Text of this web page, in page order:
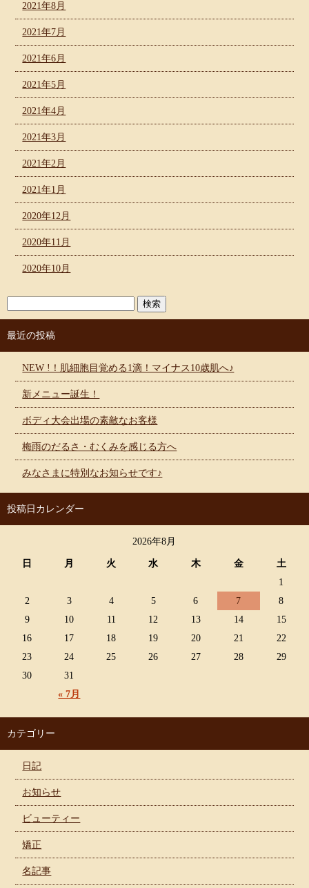
2021年8月
2021年7月
2021年6月
2021年5月
2021年4月
2021年3月
2021年2月
2021年1月
2020年12月
2020年11月
2020年10月
最近の投稿
NEW !！肌細胞目覚める1滴！マイナス10歳肌へ♪
新メニュー誕生！
ボディ大会出場の素敵なお客様
梅雨のだるさ・むくみを感じる方へ
みなさまに特別なお知らせです♪
投稿日カレンダー
2026年8月
日 月 火 水 木 金 土
« 7月
1
2
3 4 5 6 7
8
9
10 11 12 13 14
15
16
17 18 19 20 21
22
23
24 25 26 27 28
29
30
31
カテゴリー
日記
お知らせ
ビューティー
矯正
名記事